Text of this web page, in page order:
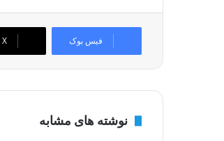
فیس بوک X
نوشته های مشابه